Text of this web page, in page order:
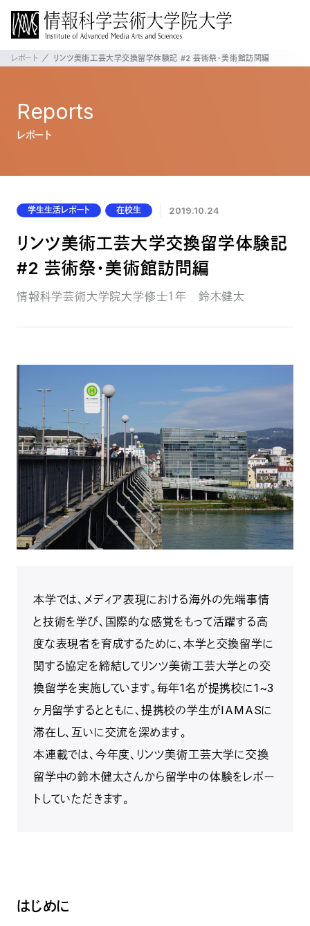
レポート リンツ美術工芸大学交換留学体験記 #2 芸術祭・美術館訪問編
Reports
レポート
学生生活レポート 在校生 2019.10.24
リンツ美術工芸大学交換留学体験記
#2 芸術祭・美術館訪問編
情報科学芸術大学院大学修士１年 鈴木健太
本学では、メディア表現における海外の先端事情
と技術を学び、国際的な感覚をもって活躍する高
度な表現者を育成するために、本学と交換留学に
関する協定を締結してリンツ美術工芸大学との交
換留学を実施しています。毎年1名が提携校に1~3
ヶ月留学するとともに、提携校の学生がIAMASに
滞在し、互いに交流を深めます。
本連載では、今年度、リンツ美術工芸大学に交換
留学中の鈴木健太さんから留学中の体験をレポー
トしていただきます。
はじめに